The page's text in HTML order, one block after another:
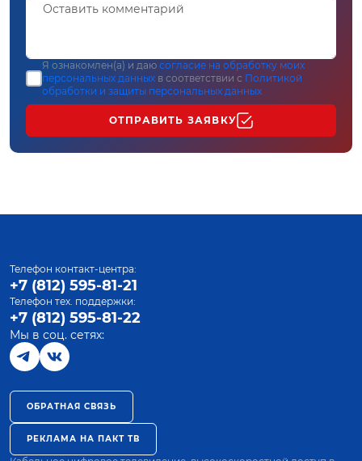
Я ознакомлен(а) и даю согласие на обработку моих
персональных данных в соответствии с Политикой
обработки и защиты персональных данных
ОТПРАВИТЬ ЗАЯВКУ
Телефон контакт-центра:
+7 (812) 595-81-21
Телефон тех. поддержки:
+7 (812) 595-81-22
Мы в соц. сетях:
ОБРАТНАЯ СВЯЗЬ
РЕКЛАМА НА ПАКТ ТВ